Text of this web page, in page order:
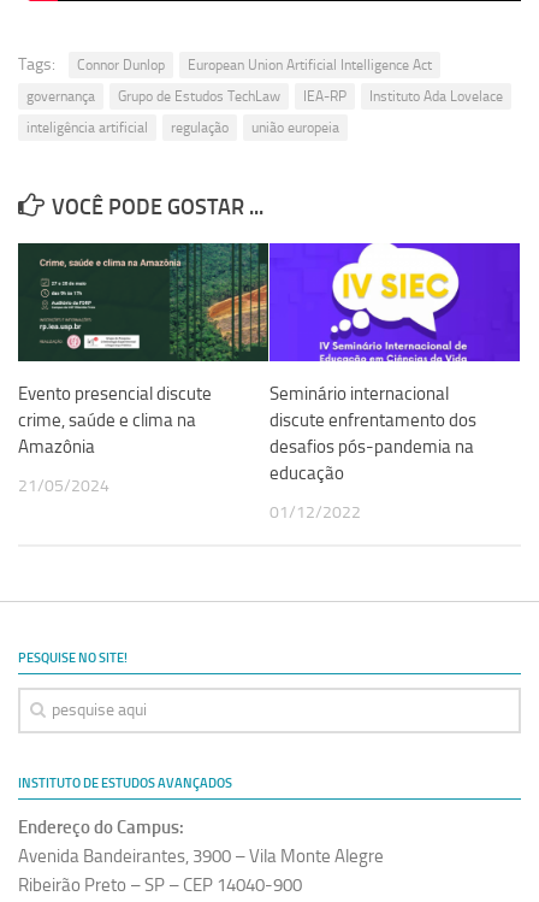
Tags: Connor Dunlop
European Union Artificial Intelligence Act
governança
Grupo de Estudos TechLaw IEA-RP
Instituto Ada Lovelace
inteligência artificial
regulação união europeia
VOCÊ PODE GOSTAR ...
Evento presencial discute
crime, saúde e clima na
Amazônia
21/05/2024
Seminário internacional
discute enfrentamento dos
desafios pós-pandemia na
educação
01/12/2022
PESQUISE NO SITE!
INSTITUTO DE ESTUDOS AVANÇADOS
Endereço do Campus:
Avenida Bandeirantes, 3900 – Vila Monte Alegre
Ribeirão Preto – SP – CEP 14040-900